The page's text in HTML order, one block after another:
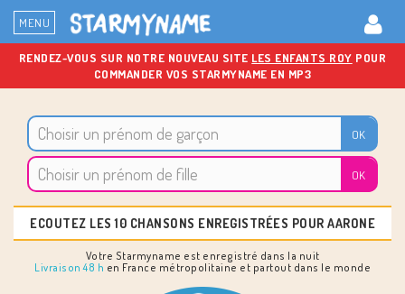
MENU
RENDEZ-VOUS SUR NOTRE NOUVEAU SITE LES ENFANTS ROY POUR
COMMANDER VOS STARMYNAME EN MP3
ECOUTEZ LES 10 CHANSONS ENREGISTRÉES POUR AARONE
Votre Starmyname est enregistré dans la nuit
Livraison 48 h en France métropolitaine et partout dans le monde